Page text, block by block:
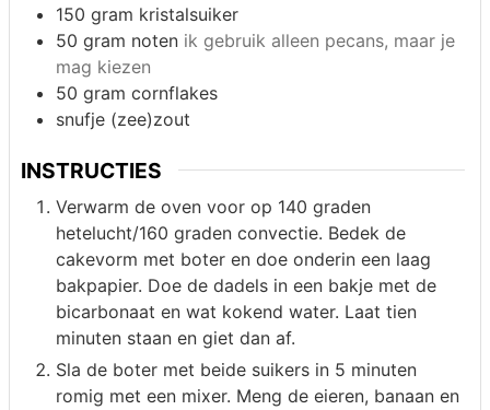
150 gram kristalsuiker
50 gram noten ik gebruik alleen pecans, maar je
mag kiezen
50 gram cornflakes
snufje (zee)zout
INSTRUCTIES
Verwarm de oven voor op 140 graden
hetelucht/160 graden convectie. Bedek de
cakevorm met boter en doe onderin een laag
bakpapier. Doe de dadels in een bakje met de
bicarbonaat en wat kokend water. Laat tien
minuten staan en giet dan af.
Sla de boter met beide suikers in 5 minuten
romig met een mixer. Meng de eieren, banaan en